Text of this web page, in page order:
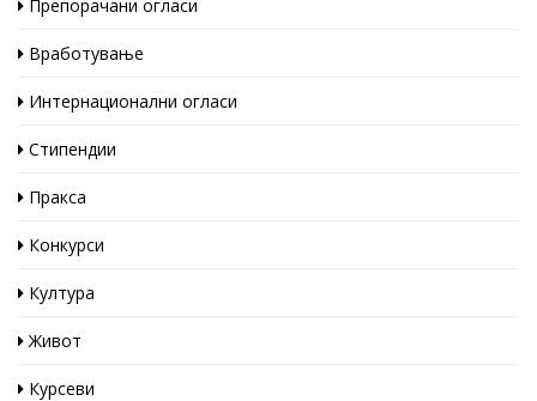
Препорачани огласи
Вработување
Интернационални огласи
Стипендии
Пракса
Конкурси
Култура
Живот
Курсеви